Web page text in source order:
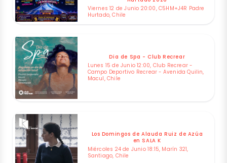
Viernes 12 de Junio 20:00, C5HM+J4R Padre
Hurtado, Chile
Dia de Spa - Club Recrear
Lunes 15 de Junio 12:00, Club Recrear -
Campo Deportivo Recrear - Avenida Quilin,
Macul, Chile
Los Domingos de Alauda Ruiz de Azúa
en SALA K
Miércoles 24 de Junio 18:15, Marín 321,
Santiago, Chile